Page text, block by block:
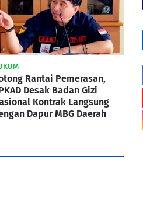
Rantai Pemerasan,
Desak Badan Gizi
Kontrak Langsung
Dapur MBG Daerah